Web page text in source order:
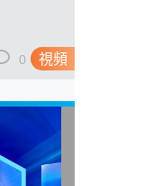
視頻
0